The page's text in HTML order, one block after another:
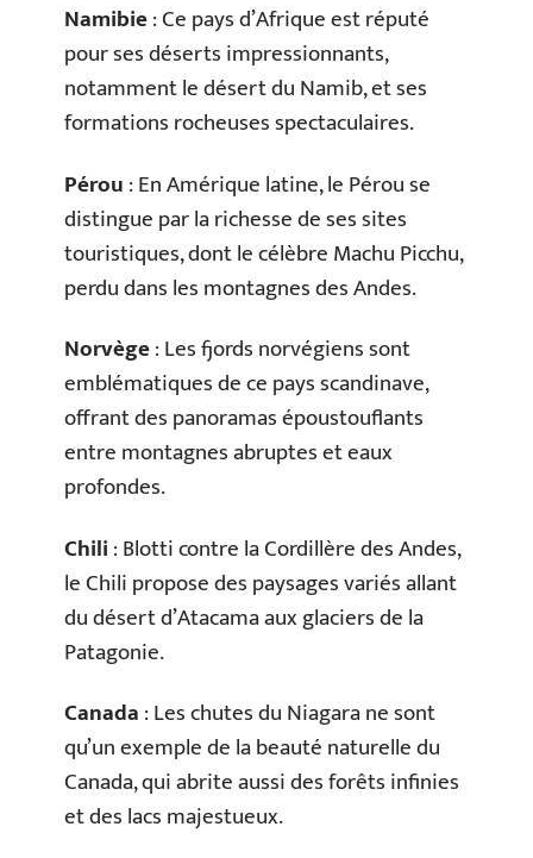
Namibie: Ce pays d’Afrique est réputé
pour ses déserts impressionnants,
notamment le désert du Namib, et ses
formations rocheuses spectaculaires.
Pérou: En Amérique latine, le Pérou se
distingue par la richesse de ses sites
touristiques, dont le célèbre Machu Picchu,
perdu dans les montagnes des Andes.
Norvège: Les fjords norvégiens sont
emblématiques de ce pays scandinave,
offrant des panoramas époustouflants
entre montagnes abruptes et eaux
profondes.
Chili: Blotti contre la Cordillère des Andes,
le Chili propose des paysages variés allant
du désert d’Atacama aux glaciers de la
Patagonie.
Canada: Les chutes du Niagara ne sont
qu’un exemple de la beauté naturelle du
Canada, qui abrite aussi des forêts infinies
et des lacs majestueux.